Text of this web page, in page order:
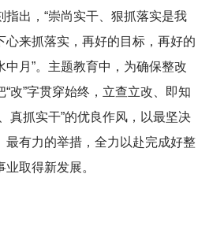
指出，“崇尚实干、狠抓落实是我
心来抓落实，再好的目标，再好的
月”。主题教育中，为确保整改
改”字贯穿始终，立查立改、即知
真抓实干”的优良作风，以最坚决
最有力的举措，全力以赴完成好整
取得新发展。